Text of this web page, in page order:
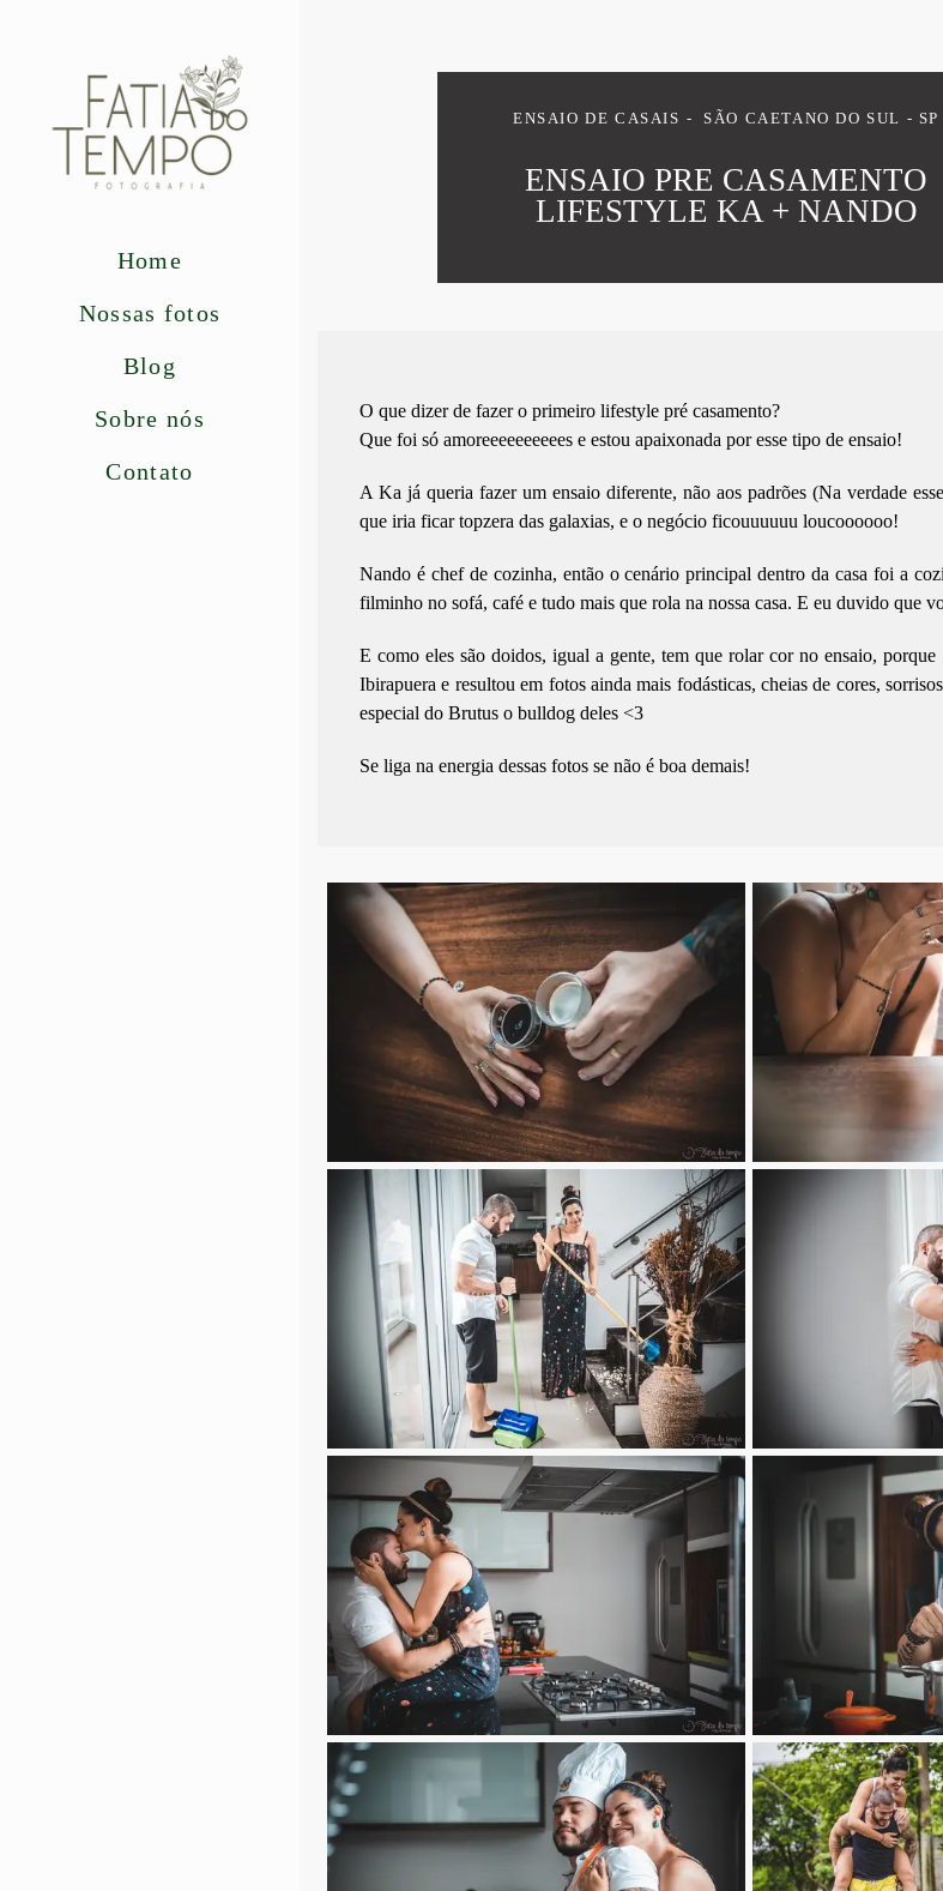
Home
Nossas fotos
Blog
Sobre nós
Contato
ENSAIO DE CASAIS SÃO CAETANO DO SUL - SP
ENSAIO PRE CASAMENTO
LIFESTYLE KA + NANDO
O que dizer de fazer o primeiro lifestyle pré casamento?
Que foi só amoreeeeeeeeees e estou apaixonada por esse tipo de ensaio!
A Ka já queria fazer um ensaio diferente, não aos padrões (Na verdade
que iria ficar topzera das galaxias, e o negócio ficouuuuuu loucoooooo!
Nando é chef de cozinha, então o cenário principal dentro da casa foi a
filminho no sofá, café e tudo mais que rola na nossa casa. E eu duvido que
E como eles são doidos, igual a gente, tem que rolar cor no ensaio,
Ibirapuera e resultou em fotos ainda mais fodásticas, cheias de cores,
especial do Brutus o bulldog deles <3
Se liga na energia dessas fotos se não é boa demais!